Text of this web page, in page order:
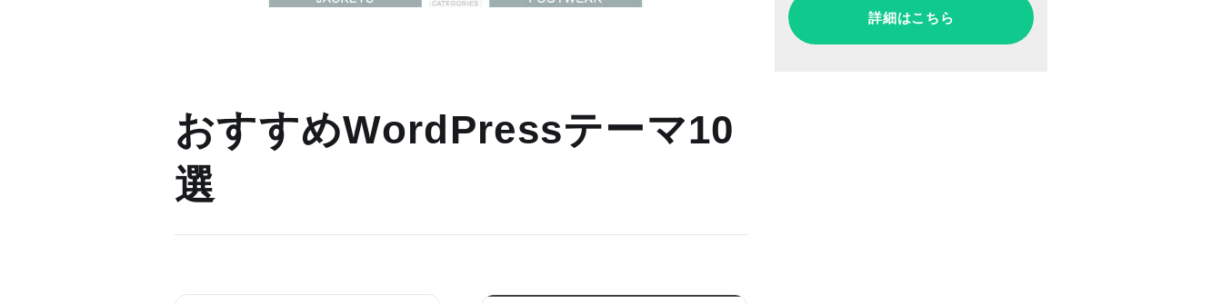
おすすめWordPressテーマ10
選
詳細はこちら